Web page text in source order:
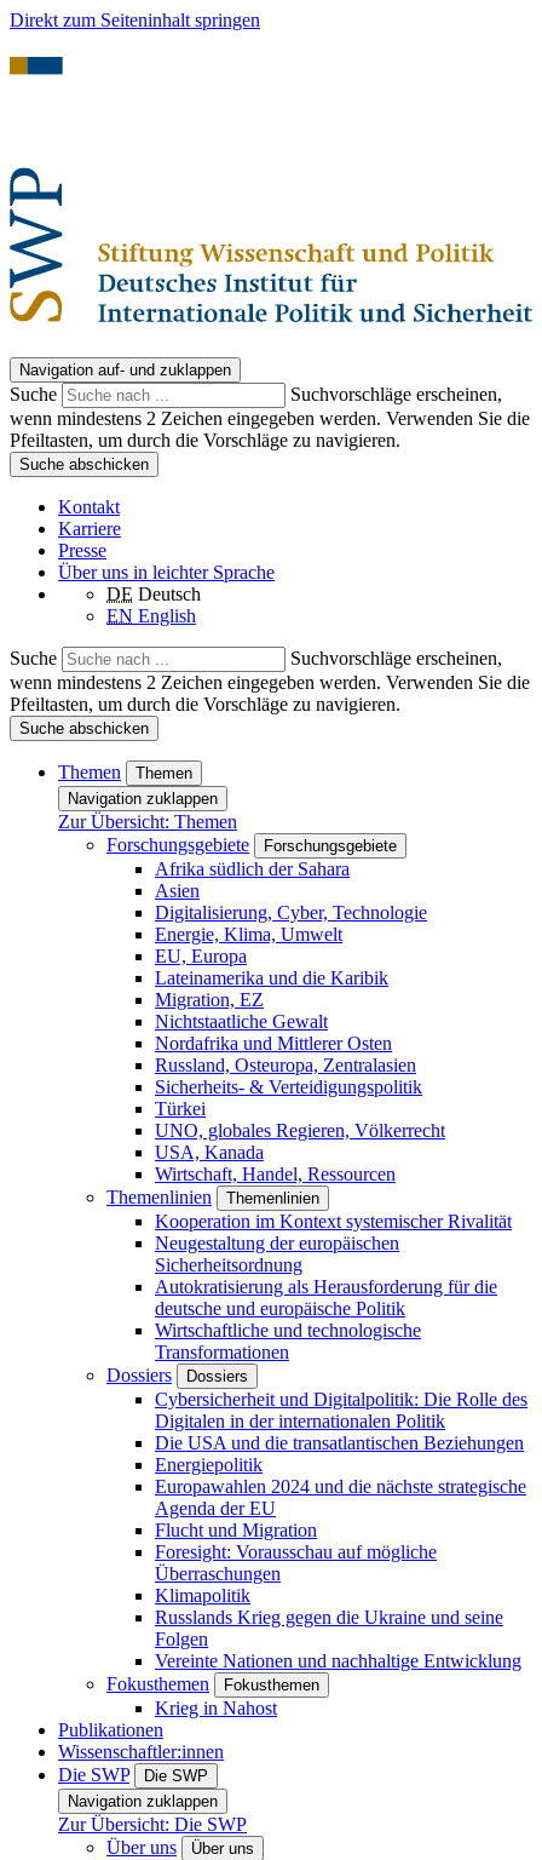
Direkt zum Seiteninhalt springen
Navigation auf- und zuklappen
Suche
Suchvorschläge erscheinen,
wenn mindestens 2 Zeichen eingegeben werden. Verwenden Sie die
Pfeiltasten, um durch die Vorschläge zu navigieren.
Suche abschicken
Kontakt
Karriere
Presse
Über uns in leichter Sprache
DE Deutsch
EN English
Suche
Suchvorschläge erscheinen,
wenn mindestens 2 Zeichen eingegeben werden. Verwenden Sie die
Pfeiltasten, um durch die Vorschläge zu navigieren.
Suche abschicken
Themen
Themen
Navigation zuklappen
Zur Übersicht: Themen
Forschungsgebiete
Forschungsgebiete
Afrika südlich der Sahara
Asien
Digitalisierung, Cyber, Technologie
Energie, Klima, Umwelt
EU, Europa
Lateinamerika und die Karibik
Migration, EZ
Nichtstaatliche Gewalt
Nordafrika und Mittlerer Osten
Russland, Osteuropa, Zentralasien
Sicherheits- & Verteidigungspolitik
Türkei
UNO, globales Regieren, Völkerrecht
USA, Kanada
Wirtschaft, Handel, Ressourcen
Themenlinien
Themenlinien
Kooperation im Kontext systemischer Rivalität
Neugestaltung der europäischen
Sicherheitsordnung
Autokratisierung als Herausforderung für die
deutsche und europäische Politik
Wirtschaftliche und technologische
Transformationen
Dossiers
Dossiers
Cybersicherheit und Digitalpolitik: Die Rolle des
Digitalen in der internationalen Politik
Die USA und die transatlantischen Beziehungen
Energiepolitik
Europawahlen 2024 und die nächste strategische
Agenda der EU
Flucht und Migration
Foresight: Vorausschau auf mögliche
Überraschungen
Klimapolitik
Russlands Krieg gegen die Ukraine und seine
Folgen
Vereinte Nationen und nachhaltige Entwicklung
Fokusthemen
Fokusthemen
Krieg in Nahost
Publikationen
Wissenschaftler:innen
Die SWP
Die SWP
Navigation zuklappen
Zur Übersicht: Die SWP
Über uns
Über uns